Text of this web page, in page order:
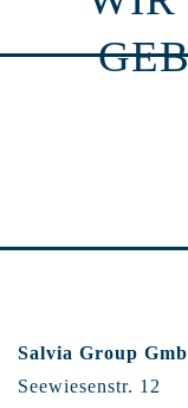
Salvia Group
Seewiesenstr. 12